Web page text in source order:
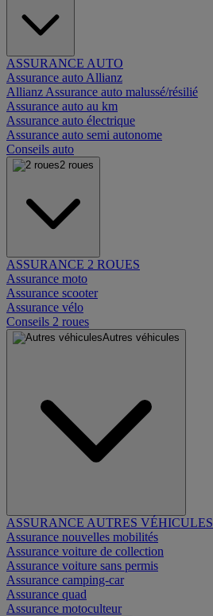
ASSURANCE AUTO
Assurance auto Allianz
Allianz Assurance auto malussé/résilié
Assurance auto au km
Assurance auto électrique
Assurance auto semi autonome
Conseils auto
2 roues
ASSURANCE 2 ROUES
Assurance moto
Assurance scooter
Assurance vélo
Conseils 2 roues
Autres véhicules
ASSURANCE AUTRES VÉHICULES
Assurance nouvelles mobilités
Assurance voiture de collection
Assurance voiture sans permis
Assurance camping-car
Assurance quad
Assurance motoculteur